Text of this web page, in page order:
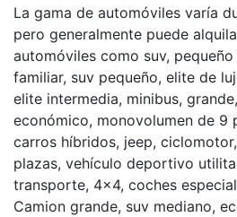
La gama de automóviles varía
pero generalmente puede
automóviles como suv,
familiar, suv pequeño, elite de
elite intermedia, minibus,
económico, monovolumen de 9
carros híbridos, jeep,
plazas, vehículo deportivo
transporte, 4x4, coches
Camion grande, suv mediano,